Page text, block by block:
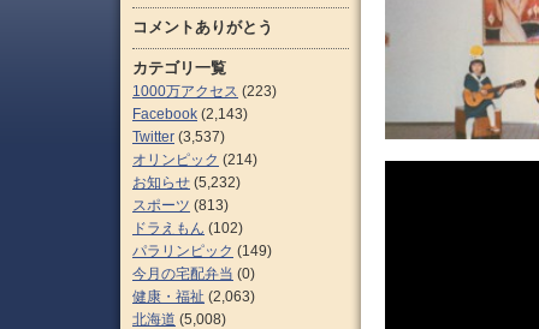
コメントありがとう
カテゴリ一覧
1000万アクセス (223)
Facebook (2,143)
Twitter (3,537)
オリンピック (214)
お知らせ (5,232)
スポーツ (813)
ドラえもん (102)
パラリンピック (149)
今月の宅配弁当 (0)
健康・福祉 (2,063)
北海道 (5,008)